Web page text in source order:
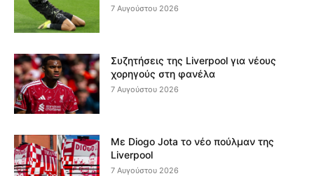
7 Αυγούστου 2026
Συζητήσεις της Liverpool για νέους
χορηγούς στη φανέλα
7 Αυγούστου 2026
Με Diogo Jota το νέο πούλμαν της
Liverpool
7 Αυγούστου 2026